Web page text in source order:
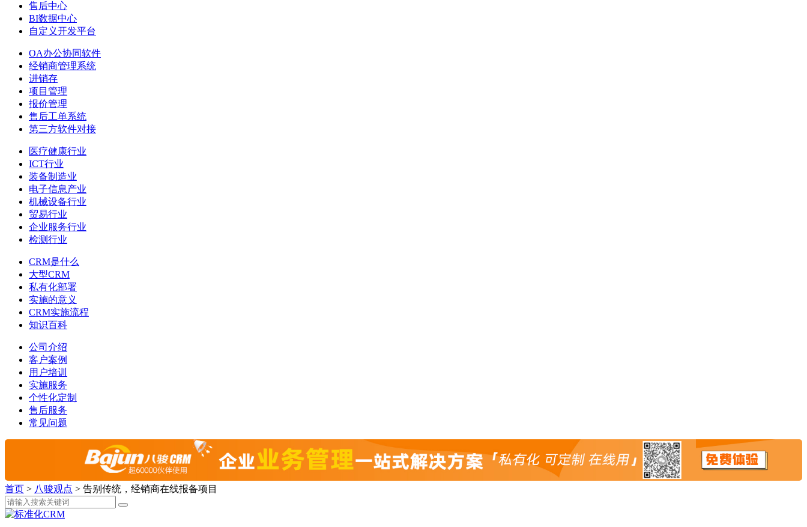
售后中心
BI数据中心
自定义开发平台
OA办公协同软件
经销商管理系统
进销存
项目管理
报价管理
售后工单系统
第三方软件对接
医疗健康行业
ICT行业
装备制造业
电子信息产业
机械设备行业
贸易行业
企业服务行业
检测行业
CRM是什么
大型CRM
私有化部署
实施的意义
CRM实施流程
知识百科
公司介绍
客户案例
用户培训
实施服务
个性化定制
售后服务
常见问题
首页 > 八骏观点 > 告别传统，经销商在线报备项目